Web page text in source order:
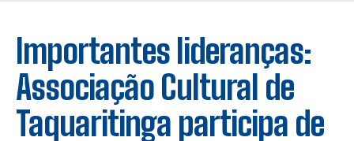
Importantes lideranças:
Associação Cultural de
Taquaritinga participa de